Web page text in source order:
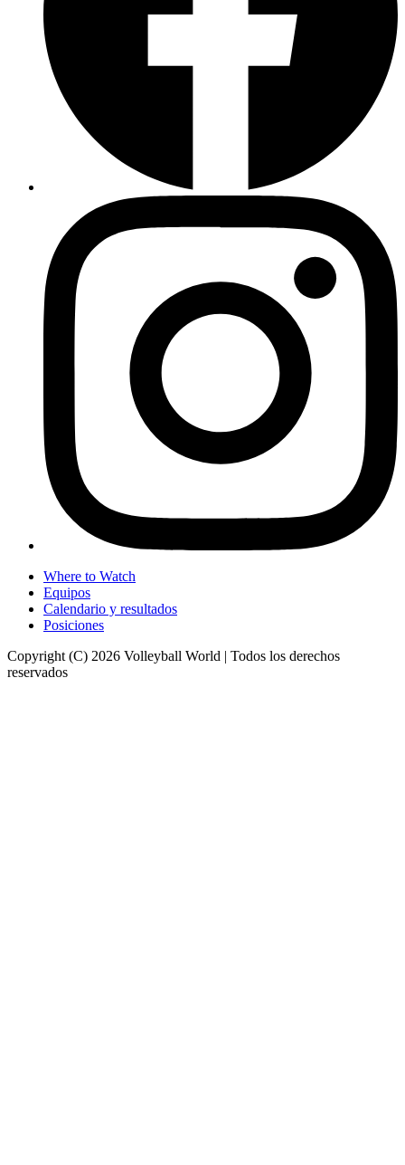
Where to Watch
Equipos
Calendario y resultados
Posiciones
Copyright (C) 2026 Volleyball World | Todos los derechos
reservados